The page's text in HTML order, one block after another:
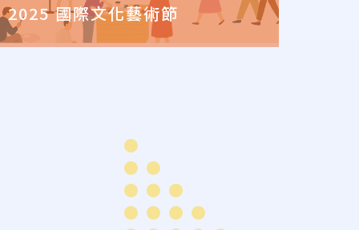
2025 國際文化藝術節